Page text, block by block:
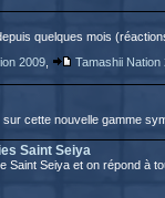
quelques mois
2009,
Tamashii Nation
cette nouvelle gamme
Saint Seiya
Saint Seiya et on répond à